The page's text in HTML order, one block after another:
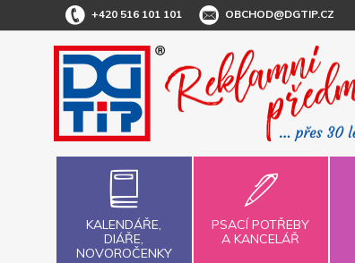
+420 516 101 101 OBCHOD@DGTIP.CZ
KALENDÁŘE,
DIÁŘE,
NOVOROČENKY
PSACÍ POTŘEBY
A KANCELÁŘ